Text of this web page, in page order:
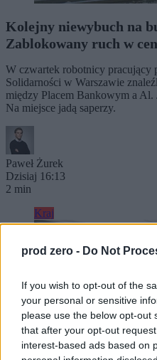
prod zero - Do Not
If you wish to opt-out of the
your personal or sensitive
please use the below opt-out
that after your opt-out
interest-based ads based on
Kolejny niewybuch na
Zablokowany ruch w
W czwartek robotnicy
Solidarności w Warszawie
między Placem Bankowym a Al.
Na miejsce jadą saperzy.
Paweł Żurek
Dzisiaj 16:13
2 min
Kraj